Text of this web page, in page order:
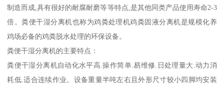
制造而成,具有很好的耐腐耐磨等等特点,是其他同类产品使用寿命2-3
倍。粪便干湿分离机也称为鸡粪处理机鸡粪固液分离机是规模化养
鸡场必备的鸡粪脱水处理的环保设备。
粪便干湿分离机的主要特点：
粪便干湿分离机自动化水平高.操作简单.易维修.日处理量大.动力消
耗低.适合连续作业。设备重量半吨左右且外形尺寸较小四脚均安装